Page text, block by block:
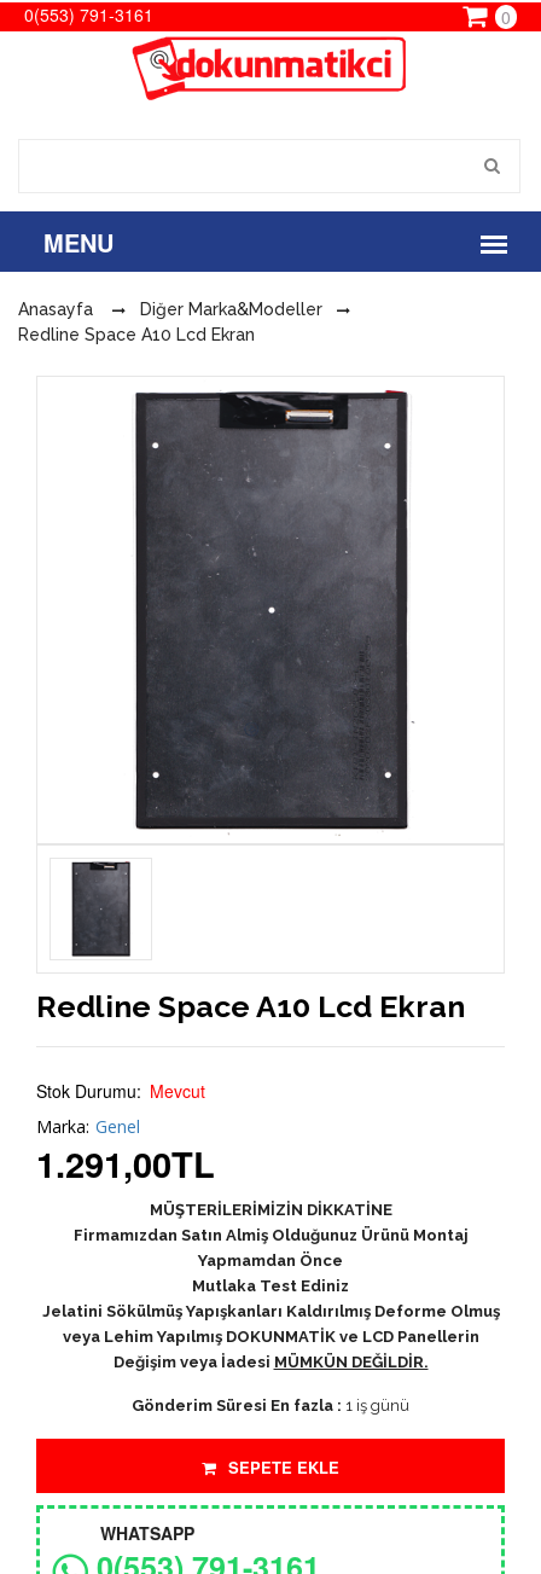
0(553) 791-3161 0
Anasayfa
Diğer Marka&Modeller
Redline Space A10 Lcd Ekran
Redline Space A10 Lcd Ekran
Stok Durumu: Mevcut
Marka: Genel
1.291,00TL
MÜŞTERİLERİMİZİN DİKKATİNE
Firmamızdan Satın Almiş Olduğunuz Ürünü Montaj
Yapmamdan Önce
Mutlaka Test Ediniz
Jelatini Sökülmüş Yapışkanları Kaldırılmış Deforme Olmuş
veya Lehim Yapılmış DOKUNMATİK ve LCD Panellerin
Değişim veya İadesi MÜMKÜN DEĞİLDİR.
Gönderim Süresi En fazla : 1 iş günü
SEPETE EKLE
WHATSAPP